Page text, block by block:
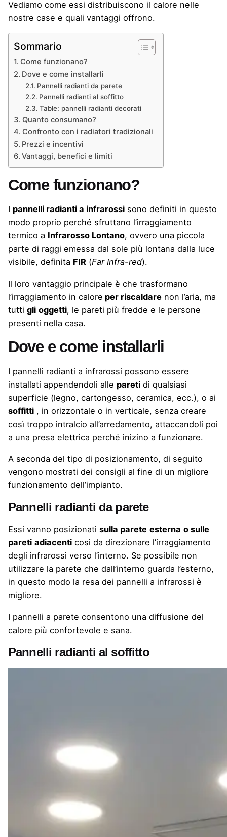
Vediamo come essi distribuiscono il calore nelle
nostre case e quali vantaggi offrono.
Sommario
Come funzionano?
Dove e come installarli
Pannelli radianti da parete
Pannelli radianti al soffitto
Table: pannelli radianti decorati
Quanto consumano?
Confronto con i radiatori tradizionali
Prezzi e incentivi
Vantaggi, benefici e limiti
Come funzionano?
I pannelli radianti a infrarossi sono definiti in questo
modo proprio perché sfruttano l’irraggiamento
termico a Infrarosso Lontano, ovvero una piccola
parte di raggi emessa dal sole più lontana dalla luce
visibile, definita FIR (Far Infra-red).
Il loro vantaggio principale è che trasformano
l’irraggiamento in calore per riscaldare non l’aria, ma
tutti gli oggetti, le pareti più fredde e le persone
presenti nella casa.
Dove e come installarli
I pannelli radianti a infrarossi possono essere
installati appendendoli alle pareti di qualsiasi
superficie (legno, cartongesso, ceramica, ecc.), o ai
soffitti , in orizzontale o in verticale, senza creare
così troppo intralcio all’arredamento, attaccandoli poi
a una presa elettrica perché inizino a funzionare.
A seconda del tipo di posizionamento, di seguito
vengono mostrati dei consigli al fine di un migliore
funzionamento dell’impianto.
Pannelli radianti da parete
Essi vanno posizionati sulla parete esterna o sulle
pareti adiacenti così da direzionare l’irraggiamento
degli infrarossi verso l’interno. Se possibile non
utilizzare la parete che dall’interno guarda l’esterno,
in questo modo la resa dei pannelli a infrarossi è
migliore.
I pannelli a parete consentono una diffusione del
calore più confortevole e sana.
Pannelli radianti al soffitto